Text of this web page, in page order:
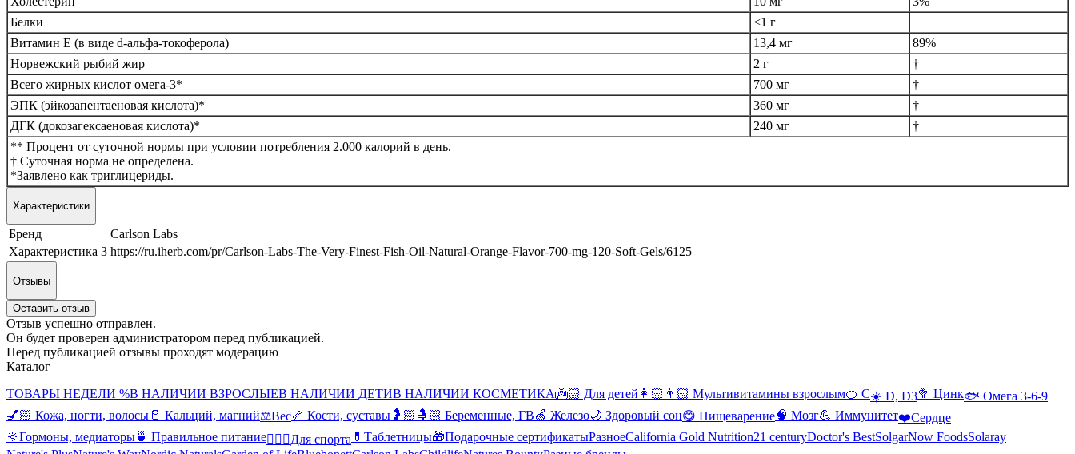
Белки
<1 г
Витамин E (в виде d-альфа-токоферола)
13,4 мг
89%
Норвежский рыбий жир
2 г
†
Всего жирных кислот омега-3*
700 мг
†
ЭПК (эйкозапентаеновая кислота)*
360 мг
†
ДГК (докозагексаеновая кислота)*
240 мг
†
** Процент от суточной нормы при условии потребления 2.000 калорий в день.
† Суточная норма не определена.
*Заявлено как триглицериды.
Характеристики
Бренд
Carlson Labs
Характеристика 3 https://ru.iherb.com/pr/Carlson-Labs-The-Very-Finest-Fish-Oil-Natural-Orange-Flavor-700-mg-120-Soft-Gels/6125
Отзывы
Оставить отзыв
Отзыв успешно отправлен.
Он будет проверен администратором перед публикацией.
Перед публикацией отзывы проходят модерацию
Каталог
ТОВАРЫ НЕДЕЛИ %В НАЛИЧИИ ВЗРОСЛЫЕВ НАЛИЧИИ ДЕТИВ НАЛИЧИИ КОСМЕТИКА👼🏻 Для детей 👩🏻👨🏻 Мультивитамины взрослым🍊 С☀️ D, D3🥦 Цинк🐟 Омега 3-6-9
💅🏻 Кожа, ногти, волосы 🥛 Кальций, магний⚖️Вес🦴 Кости, суставы 🤰🏻🤱🏻 Беременные, ГВ🍏 Железо🌙 Здоровый сон😋 Пищеварение🧠 Мозг💪 Иммунитет❤️Сердце
🔆Гормоны, медиаторы🍵 Правильное питание🤸🏻‍♀️Для спорта 💊Таблетницы🎁Подарочные сертификатыРазноеCalifornia Gold Nutrition21 centuryDoctor's BestSolgarNow FoodsSolaray